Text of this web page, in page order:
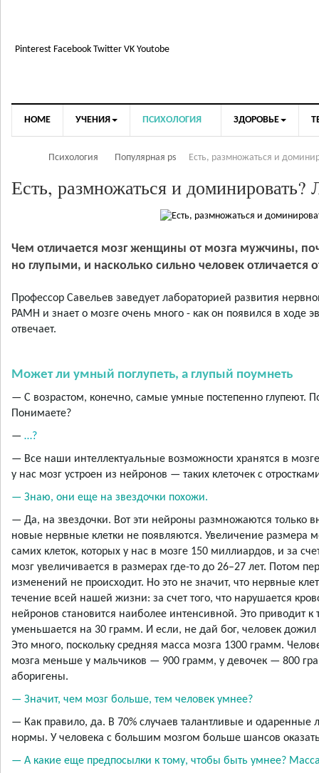
Pinterest Facebook Twitter VK Youtobe
HOME УЧЕНИЯ ПСИХОЛОГИЯ ЗДОРОВЬЕ
Психология Популярная ps Есть, размножаться и
Есть, размножаться и
Чем отличается мозг женщины от мозга мужчины,
но глупыми, и насколько сильно человек отличается
Профессор Савельев заведует лабораторией развития
РАМН и знает о мозге очень много - как он появился в ходе
отвечает.
Может ли умный поглупеть, а глупый поумнеть
— С возрастом, конечно, самые умные постепенно глупеют.
Понимаете?
— …?
— Все наши интеллектуальные возможности хранятся в
у нас мозг устроен из нейронов — таких клеточек с
— Знаю, они еще на звездочки похожи.
— Да, на звездочки. Вот эти нейроны размножаются только
новые нервные клетки не появляются. Увеличение размера
самих клеток, которых у нас в мозге 150 миллиардов, и за
мозг увеличивается в размерах где-то до 26–27 лет. Потом
изменений не происходит. Но это не значит, что нервные
течение всей нашей жизни: за счет того, что нарушается
нейронов становится наиболее интенсивной. Это приводит
уменьшается на 30 грамм. И если, не дай бог, человек
Это много, поскольку средняя масса мозга 1300 грамм.
мозга меньше у мальчиков — 900 грамм, у девочек — 800
аборигены.
— Значит, чем мозг больше, тем человек умнее?
— Как правило, да. В 70% случаев талантливые и
нормы. У человека с большим мозгом больше шансов
— А какие еще предпосылки к тому, чтобы быть умнее?